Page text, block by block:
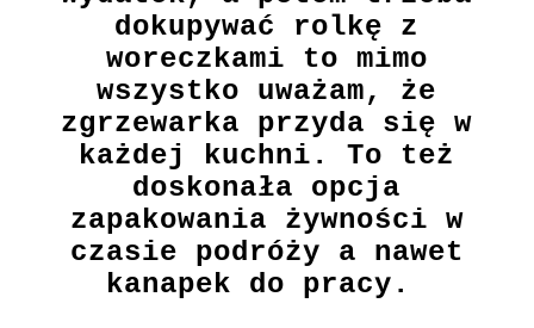
dokupywać rolkę z
woreczkami to mimo
wszystko uważam, że
zgrzewarka przyda się w
każdej kuchni. To też
doskonała opcja
zapakowania żywności w
czasie podróży a nawet
kanapek do pracy.